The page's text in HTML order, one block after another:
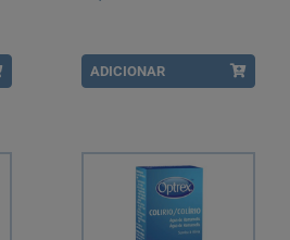
ADICIONAR